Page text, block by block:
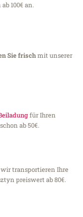
100€ an.
Sie frischmit unserer
für Ihren
ab 50€.
transportieren Ihre
preiswert ab 80€.